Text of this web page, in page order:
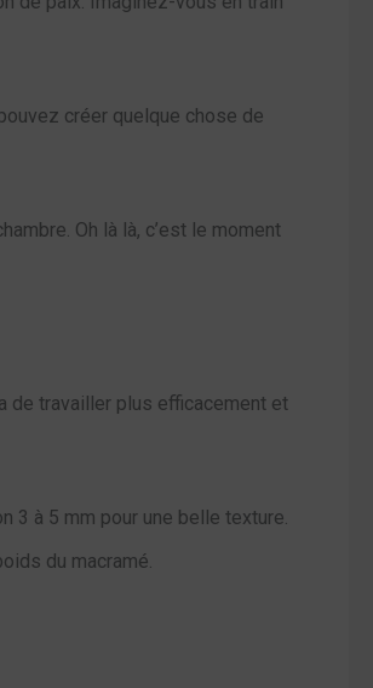
créer quelque chose de
Oh là là, c’est le moment
de travailler plus efficacement et
3 à 5 mm pour une belle texture.
du macramé.